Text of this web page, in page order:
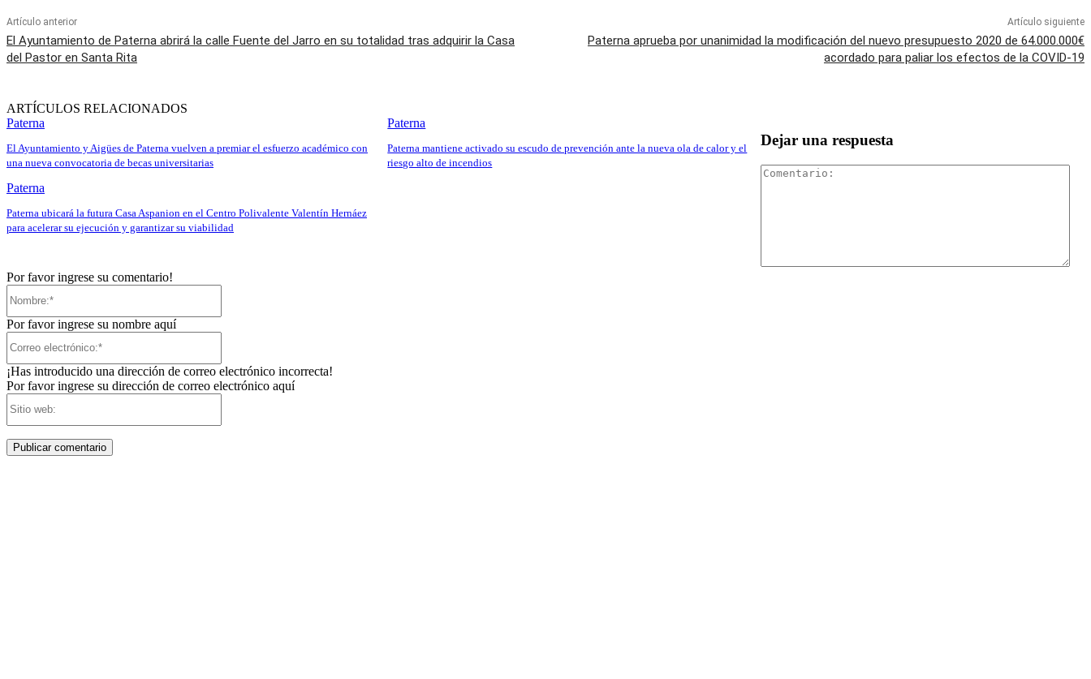
Artículo anterior
El Ayuntamiento de Paterna abrirá la calle Fuente del Jarro en su totalidad tras adquirir la Casa
del Pastor en Santa Rita
Artículo siguiente
Paterna aprueba por unanimidad la modificación del nuevo presupuesto 2020 de 64.000.000€
acordado para paliar los efectos de la COVID-19
ARTÍCULOS RELACIONADOS
Paterna
El Ayuntamiento y Aigües de Paterna vuelven a premiar el esfuerzo académico con
una nueva convocatoria de becas universitarias
Paterna
Paterna mantiene activado su escudo de prevención ante la nueva ola de calor y el
riesgo alto de incendios
Paterna
Paterna ubicará la futura Casa Aspanion en el Centro Polivalente Valentín Hernáez
para acelerar su ejecución y garantizar su viabilidad
Dejar una respuesta
Por favor ingrese su comentario!
Por favor ingrese su nombre aquí
¡Has introducido una dirección de correo electrónico incorrecta!
Por favor ingrese su dirección de correo electrónico aquí